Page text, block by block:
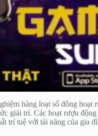
hàng loạt số đông
giải trí. Các hoạt rượu
trí tuệ với tài năng của gia